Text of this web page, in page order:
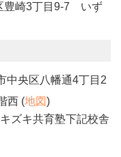
豊崎3丁目9-7 いず
中央区八幡通4丁目2
西 (地図)
ズキ共育塾下記校舎